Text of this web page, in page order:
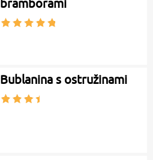
bramborami
Bublanina s ostružinami